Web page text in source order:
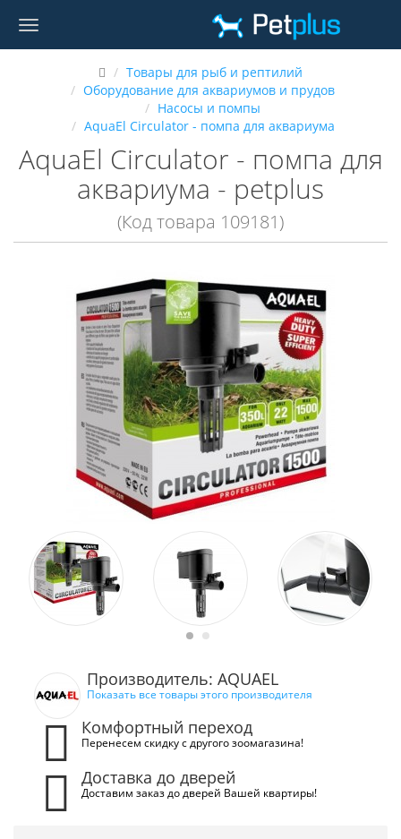
Товары для рыб и рептилий
Оборудование для аквариумов и прудов
Насосы и помпы
AquaEl Circulator - помпа для аквариума
AquaEl Circulator - помпа для
аквариума - petplus
(Код товара 109181)
Производитель: AQUAEL
Показать все товары этого производителя
Комфортный переход
Перенесем скидку с другого зоомагазина!
Доставка до дверей
Доставим заказ до дверей Вашей квартиры!